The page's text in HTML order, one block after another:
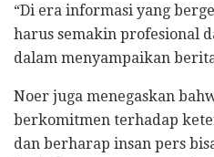
“Di era informasi yang
harus semakin profesional
dalam menyampaikan
Noer juga menegaskan
berkomitmen terhadap
dan berharap insan pers